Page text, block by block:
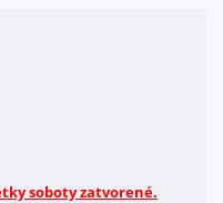
údajov HQ Tools, spol. s r. o.
soboty zatvorené.